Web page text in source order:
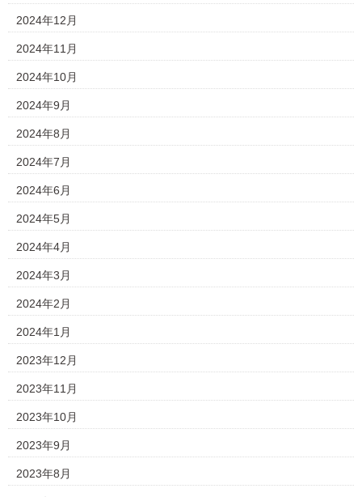
2024年12月
2024年11月
2024年10月
2024年9月
2024年8月
2024年7月
2024年6月
2024年5月
2024年4月
2024年3月
2024年2月
2024年1月
2023年12月
2023年11月
2023年10月
2023年9月
2023年8月